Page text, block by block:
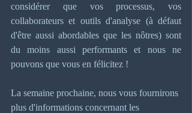
considérer que vos processus, vos
collaborateurs et outils d'analyse (à défaut
d'être aussi abordables que les nôtres) sont
du moins aussi performants et nous ne
pouvons que vous en félicitez !
La semaine prochaine, nous vous fournirons
plus d'informations concernant les